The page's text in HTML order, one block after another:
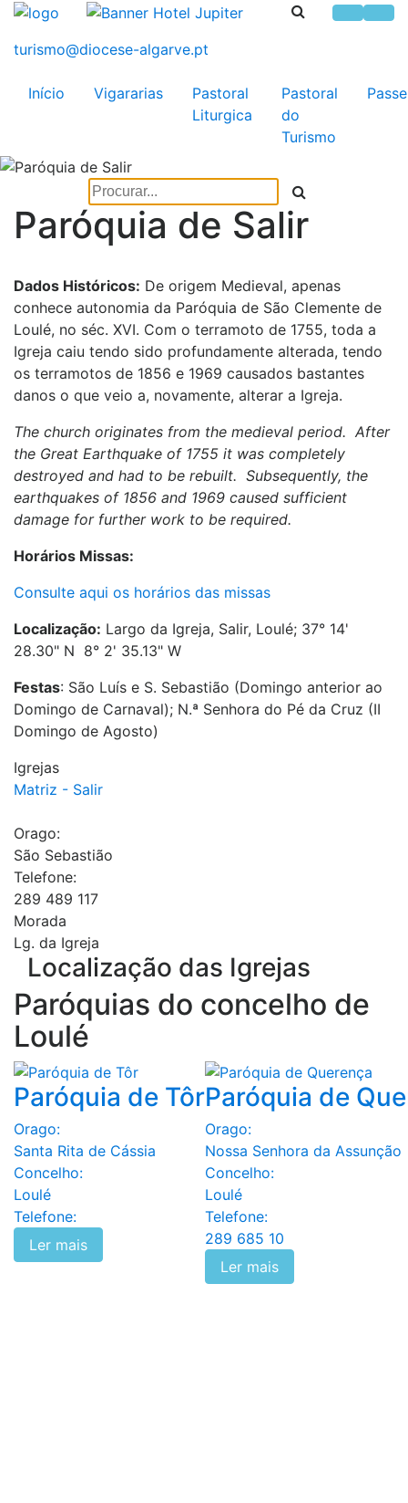
Início Vigararias
Pastoral
Liturgica
Pastoral
do
Turismo
Paróquia de Salir
Dados Históricos: De origem Medieval, apenas
conhece autonomia da Paróquia de São Clemente de
Loulé, no séc. XVI. Com o terramoto de 1755, toda a
Igreja caiu tendo sido profundamente alterada, tendo
os terramotos de 1856 e 1969 causados bastantes
danos o que veio a, novamente, alterar a Igreja.
The church originates from the medieval period. After
the Great Earthquake of 1755 it was completely
destroyed and had to be rebuilt. Subsequently, the
earthquakes of 1856 and 1969 caused sufficient
damage for further work to be required.
Horários Missas:
Consulte aqui os horários das missas
Localização: Largo da Igreja, Salir, Loulé; 37° 14'
28.30" N 8° 2' 35.13" W
Festas: São Luís e S. Sebastião (Domingo anterior ao
Domingo de Carnaval); N.ª Senhora do Pé da Cruz (II
Domingo de Agosto)
Igrejas
Matriz - Salir
Orago:
São Sebastião
Telefone:
289 489 117
Morada
Lg. da Igreja
Localização das Igrejas
Paróquias do concelho de
Loulé
Paróquia de Tôr
Orago:
Santa Rita de Cássia
Concelho:
Loulé
Telefone:
Ler mais
Paróquia de
Orago:
Nossa Senhora da Assunção
Concelho:
Loulé
Telefone:
289 685 10
Ler mais